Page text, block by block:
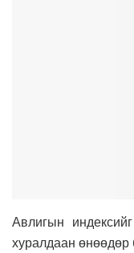
Авлигын
хуралдаан өнөөдөр